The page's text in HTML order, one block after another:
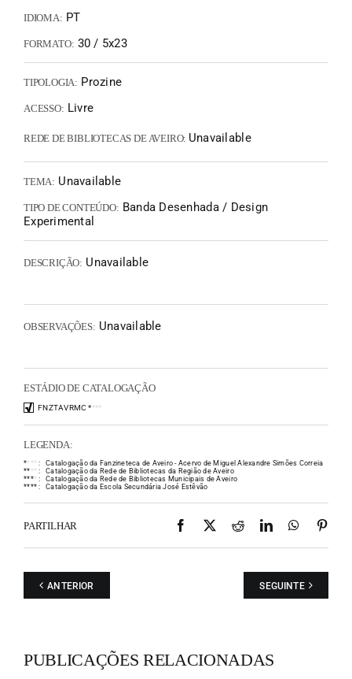
IDIOMA: PT
FORMATO: 30 / 5x23
TIPOLOGIA: Prozine
ACESSO: Livre
REDE DE BIBLIOTECAS DE AVEIRO: Unavailable
TEMA: Unavailable
TIPO DE CONTEÚDO: Banda Desenhada / Design
Experimental
DESCRIÇÃO: Unavailable
OBSERVAÇÕES: Unavailable
ESTÁDIO DE CATALOGAÇÃO
FNZTAVRMC ****
LEGENDA:
** * * :
Catalogação da Fanzineteca de Aveiro - Acervo de Miguel Alexandre Simões Correia
** * * :
Catalogação da Rede de Bibliotecas da Região de Aveiro
**** :
Catalogação da Rede de Bibliotecas Municipais de Aveiro
**** : Catalogação da Escola Secundária José Estêvão
PARTILHAR Facebook
X RedditLinkedIn
ANTERIOR SEGUINTE
PUBLICAÇÕES RELACIONADAS